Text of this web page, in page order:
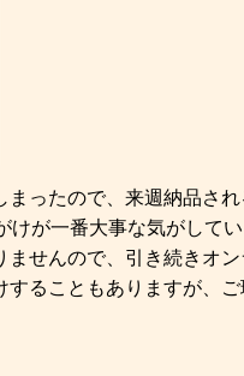
ったので、来週納品され
が一番大事な気がしてい
せんので、引き続きオン
ることもありますが、